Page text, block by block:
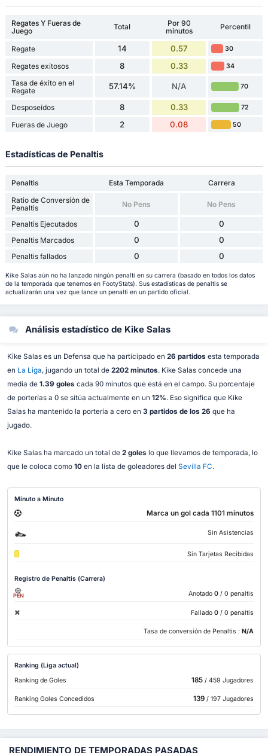
Regates Y Fueras de
Juego
Total
Por 90
minutos
Percentil
Regate 14 0.57 30
Regates exitosos 8 0.33 34
Tasa de éxito en el
Regate
57.14% N/A 70
Desposeídos 8 0.33 72
Fueras de Juego 2 0.08 50
Estadísticas de Penaltis
Penaltis Esta Temporada
Carrera
Ratio de Conversión de
Penaltis
No Pens No Pens
Penaltis Ejecutados 0 0
Penaltis Marcados 0 0
Penaltis fallados 0 0
Kike Salas aún no ha lanzado ningún penalti en su carrera (basado en todos los datos
de la temporada que tenemos en FootyStats). Sus estadísticas de penaltis se
actualizarán una vez que lance un penalti en un partido oficial.
Análisis estadístico de Kike Salas
Kike Salas es un Defensa que ha participado en 26 partidos esta temporada
en La Liga, jugando un total de 2202 minutos. Kike Salas concede una
media de 1.39 goles cada 90 minutos que está en el campo. Su porcentaje
de porterías a 0 se sitúa actualmente en un 12%. Eso significa que Kike
Salas ha mantenido la portería a cero en 3 partidos de los 26 que ha
jugado.
Kike Salas ha marcado un total de 2 goles lo que llevamos de temporada, lo
que le coloca como 10en la lista de goleadores del Sevilla FC.
Minuto a Minuto
Marca un gol cada 1101 minutos
Sin Asistencias
Sin Tarjetas Recibidas
Registro de Penaltis (Carrera)
PEN Anotado 0 / 0 penaltis
Fallado 0 / 0 penaltis
Tasa de conversión de Penaltis : N/A
Ranking (Liga actual)
Ranking de Goles
185/ 459 Jugadores
Ranking Goles Concedidos 139/ 197 Jugadores